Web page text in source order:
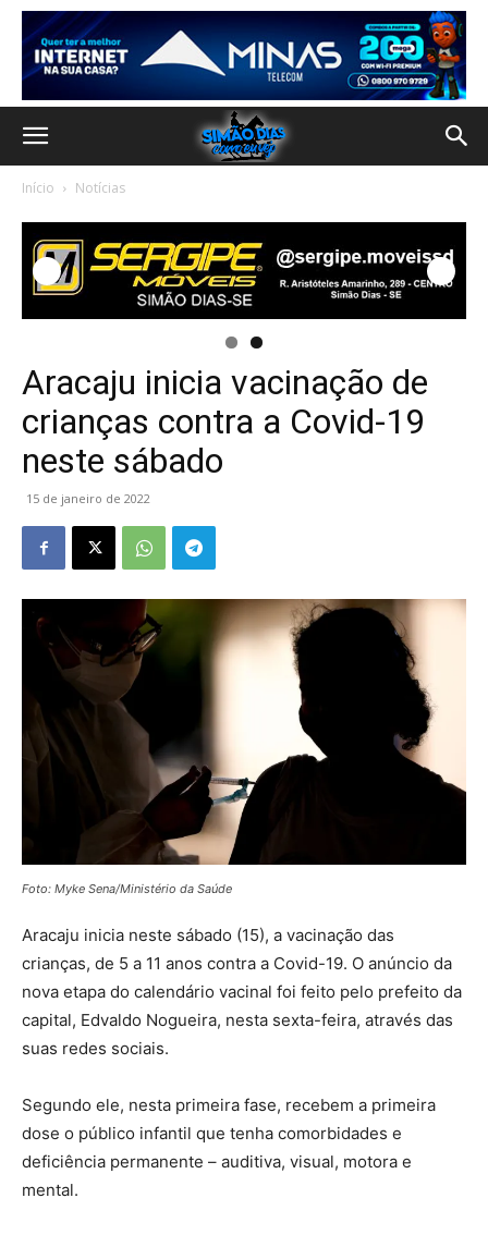
Início Notícias
Aracaju inicia vacinação de
crianças contra a Covid-19
neste sábado
15 de janeiro de 2022
Foto: Myke Sena/Ministério da Saúde
Aracaju inicia neste sábado (15), a vacinação das
crianças, de 5 a 11 anos contra a Covid-19. O anúncio da
nova etapa do calendário vacinal foi feito pelo prefeito da
capital, Edvaldo Nogueira, nesta sexta-feira, através das
suas redes sociais.
Segundo ele, nesta primeira fase, recebem a primeira
dose o público infantil que tenha comorbidades e
deficiência permanente – auditiva, visual, motora e
mental.